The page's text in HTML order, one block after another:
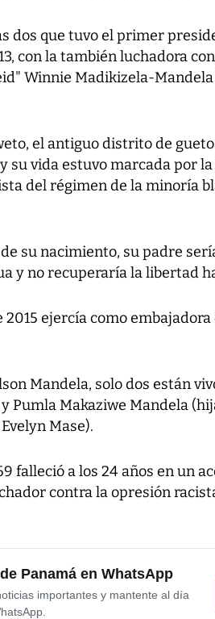
dos que tuvo el primer
con la también luchadora
Winnie Madikizela-
el antiguo distrito de
su vida estuvo marcada por
del régimen de la minoría
su nacimiento, su padre
y no recuperaría la libertad
ejercía como
Mandela, solo dos están
Pumla Makaziwe Mandela
Mase).
falleció a los 24 años en un
contra la opresión
Panamá en WhatsApp
importantes y mantente al día